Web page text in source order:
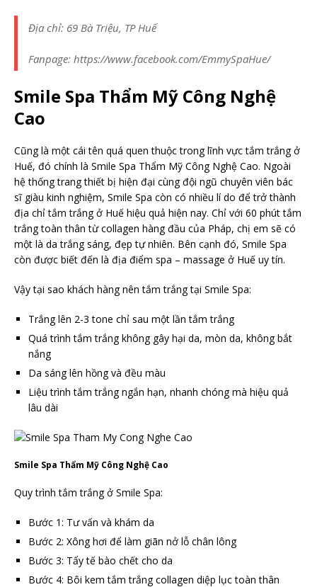
Địa chỉ: 69 Bà Triệu, TP Huế
Fanpage: https://www.facebook.com/EmmySpaHue/
Smile Spa Thẩm Mỹ Công Nghệ
Cao
Cũng là một cái tên quá quen thuộc trong lĩnh vực tắm trắng ở
Huế, đó chính là Smile Spa Thẩm Mỹ Công Nghệ Cao. Ngoài
hệ thống trang thiết bị hiện đại cùng đội ngũ chuyên viên bác
sĩ giàu kinh nghiệm, Smile Spa còn có nhiều lí do để trở thành
địa chỉ tắm trắng ở Huế hiệu quả hiện nay. Chỉ với 60 phút tắm
trắng toàn thân từ collagen hàng đầu của Pháp, chị em sẽ có
một là da trắng sáng, đẹp tự nhiên. Bên cạnh đó, Smile Spa
còn được biết đến là địa điểm spa – massage ở Huế uy tín.
Vậy tại sao khách hàng nên tắm trắng tại Smile Spa:
Trắng lên 2-3 tone chỉ sau một lần tắm trắng
Quá trình tắm trắng không gây hại da, mòn da, không bắt
nắng
Da sáng lên hồng và đều màu
Liệu trình tắm trắng ngắn hạn, nhanh chóng mà hiệu quả
lâu dài
Smile Spa Thẩm Mỹ Công Nghệ Cao
Quy trình tắm trắng ở Smile Spa:
Bước 1: Tư vấn và khám da
Bước 2: Xông hơi để làm giãn nở lỗ chân lông
Bước 3: Tẩy tế bào chết cho da
Bước 4: Bôi kem tắm trắng collagen diệp lục toàn thân